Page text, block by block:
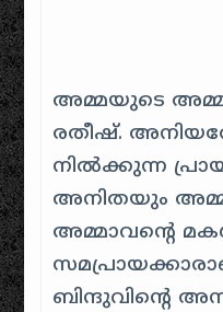
അമ്മയുടെ
രതീഷ്.
നിൽക്കുന്ന
അനിതയും
അമ്മാവന്റെ
ബിന്ദുവിന്റെ